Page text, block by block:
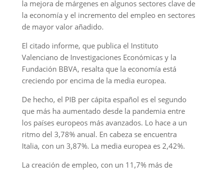
la mejora de márgenes en algunos sectores clave de
la economía y el incremento del empleo en sectores
de mayor valor añadido.
El citado informe, que publica el Instituto
Valenciano de Investigaciones Económicas y la
Fundación BBVA, resalta que la economía está
creciendo por encima de la media europea.
De hecho, el PIB per cápita español es el segundo
que más ha aumentado desde la pandemia entre
los países europeos más avanzados. Lo hace a un
ritmo del 3,78% anual. En cabeza se encuentra
Italia, con un 3,87%. La media europea es 2,42%.
La creación de empleo, con un 11,7% más de